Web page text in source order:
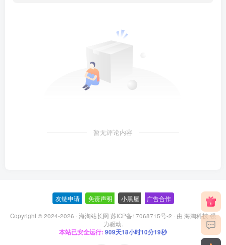
暂无评论内容
友链申请 免责声明 小黑屋 广告合作
Copyright © 2024-2026 · 海淘站长网 苏ICP备17068715号-2 · 由 海淘科技强
力驱动.
本站已安全运行: 909天18小时10分19秒